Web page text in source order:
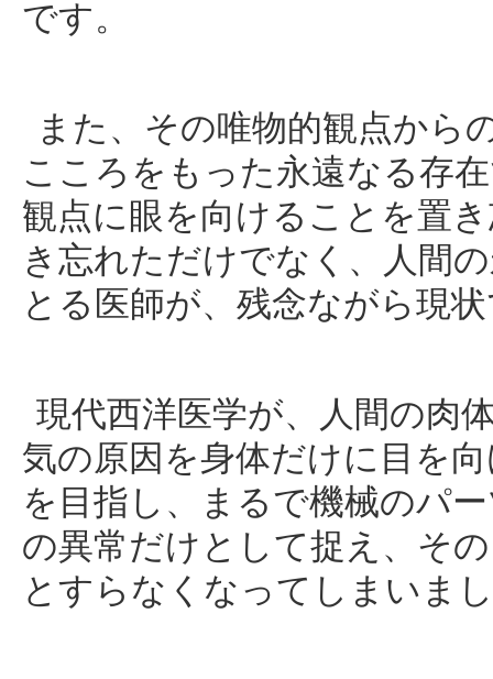
です。
また、その唯物的観点から
こころをもった永遠なる存
観点に眼を向けることを置
き忘れただけでなく、人間
とる医師が、残念ながら現
現代西洋医学が、人間の肉
気の原因を身体だけに目を
を目指し、まるで機械のパ
の異常だけとして捉え、そ
とすらなくなってしまいま